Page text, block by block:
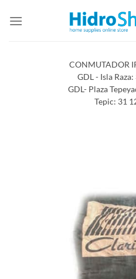
CONMUTADOR
GDL - Isla
GDL- Plaza
Tepic: 31